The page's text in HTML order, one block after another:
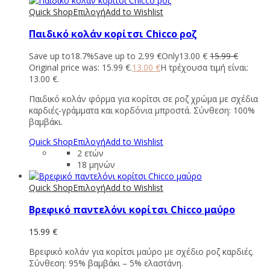
Quick ShopΕπιλογήAdd to Wishlist
Παιδικό κολάν κορίτσι Chicco ροζ
Save up to18.7%Save up to 2.99 €Only13.00 € 15.99€
Original price was: 15.99 €.13.00 €Η τρέχουσα τιμή είναι:
13.00 €.
Παιδικό κολάν φόρμα για κορίτσι σε ροζ χρώμα με σχέδια
καρδιές-γράμματα και κορδόνια μπροστά. Σύνθεση: 100%
βαμβάκι.
Quick ShopΕπιλογήAdd to Wishlist
2 ετών
18 μηνών
Quick ShopΕπιλογήAdd to Wishlist
Βρεφικό παντελόνι κορίτσι Chicco μαύρο
15.99 €
Βρεφικό κολάν για κορίτσι μαύρο με σχέδιο ροζ καρδιές.
Σύνθεση: 95% βαμβάκι – 5% ελαστάνη.